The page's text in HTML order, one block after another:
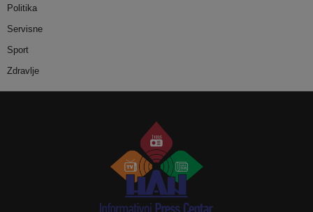
Politika
Servisne
Sport
Zdravlje